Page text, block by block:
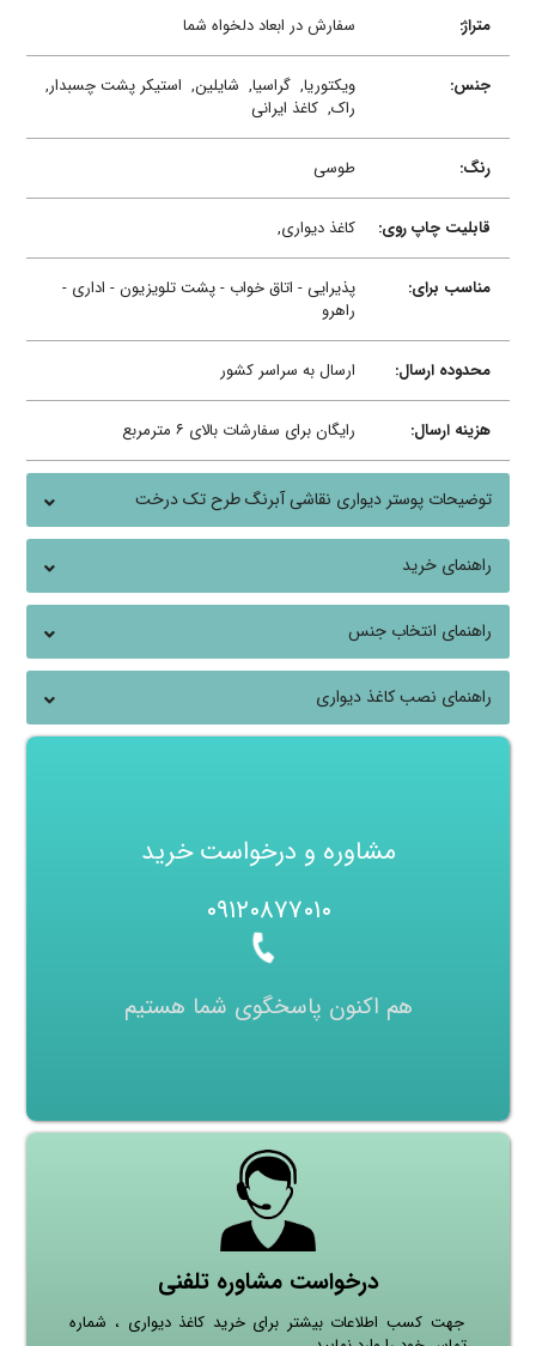
متراژ: سفارش در ابعاد دلخواه شما
جنس: ویکتوریا,گراسیا, شایلین, استیکر پشت چسبدار,
راک,کاغذ ایرانی
رنگ: طوسی
قابلیت چاپ روی: کاغذ دیواری,
مناسب برای:
پذیرایی - اتاق خواب - پشت تلویزیون - اداری -
راهرو
محدوده ارسال: ارسال به سراسر کشور
هزینه ارسال: رایگان برای سفارشات بالای ۶ مترمربع
توضیحات پوستر دیواری نقاشی آبرنگ طرح تک درخت
راهنمای خرید
راهنمای انتخاب جنس
راهنمای نصب کاغذ دیواری
مشاوره و درخواست خرید
۰۹۱۲۰۸۷۷۰۱۰
هم اکنون پاسخگوی شما هستیم
درخواست مشاوره تلفنی
جهت کسب اطلاعات بیشتر برای خرید کاغذ دیواری ، شماره